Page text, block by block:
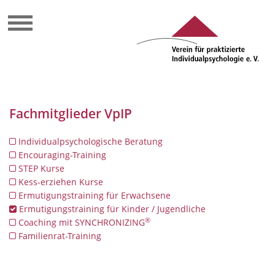
Fachmitglieder VpIP
Individualpsychologische Beratung
Encouraging-Training
STEP Kurse
Kess-erziehen Kurse
Ermutigungstraining für Erwachsene
Ermutigungstraining für Kinder / Jugendliche
Coaching mit SYNCHRONIZING®
Familienrat-Training